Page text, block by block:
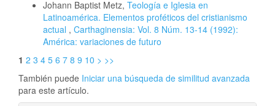
Johann Baptist Metz, Teología e Iglesia en
Latinoamérica. Elementos proféticos del cristianismo
actual , Carthaginensia: Vol. 8 Núm. 13-14 (1992):
América: variaciones de futuro
1 2 3 4 5 6 7 8 9 10 > >>
También puede Iniciar una búsqueda de similitud avanzada
para este artículo.